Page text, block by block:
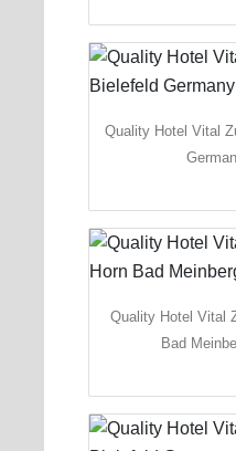
Quality Hotel Vital
Quality Hotel Vital
Bad